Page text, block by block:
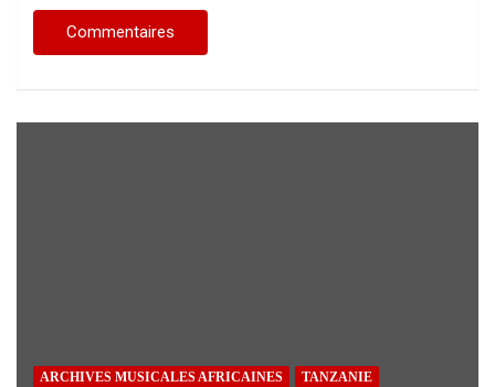
ARCHIVES MUSICALES AFRICAINES TANZANIE